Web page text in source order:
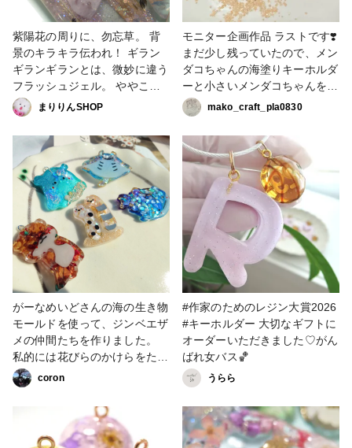
紫陽花の周りに、勿忘草。 背
景のキラキラ伝われ！ ギラン
ギランギランとは、微妙に違う
フラッシュジェル。 ややこし
いよねぇ～。 常にアップデー
トの日々。 #作家のためのレジ
ン大賞2026 #ヘアアクセサリ
まりりんSHOP
モニター企画作品 ラストです❣️
まだ少し残っていたので、メン
ダコちゃんの海塗りキーホルダ
ーと小さいメンダコちゃんを作
りました🐙 海色のみリニュー
アルレジンです✨やはり着色剤
を混ぜた時の気泡の出方が少な
く、混ざりやすいなと思いまし
た☺️ #作家のためのレジン大賞
2026 #キーホルダー #モニター
企画
mako_craft_pla0830
がーなめいどさんの海の生き物
モールドを使って、ジンベエザ
メの仲間たちを作りました。
私的には花びらのかけらをたく
さん詰め込んだカワウソちゃん
🦦がお気に入り💖 #レジン #作
家のためのレジン大賞2026
coron
#作家のためのレジン大賞2026
#キーホルダー 大切なギフトに
オーダーいただきました♡がん
ばれ女バス🏀
うらら